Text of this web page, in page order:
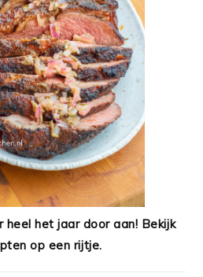
het jaar door aan! Bekijk
op een rijtje.